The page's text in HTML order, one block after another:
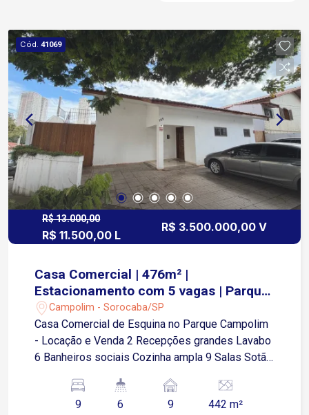
Cód. 41069
R$ 13.000,00
R$ 11.500,00 L
R$ 3.500.000,00 V
Casa Comercial | 476m² |
Estacionamento com 5 vagas | Parque
Campolim
Campolim - Sorocaba/SP
Casa Comercial de Esquina no Parque Campolim
- Locação e Venda 2 Recepções grandes Lavabo
6 Banheiros sociais Cozinha ampla 9 Salas Sotão
5 vagas rotativas 4 Vagas de garagem coberta
Localização: Região privilegiada no Parque
9 6 9 442 m²